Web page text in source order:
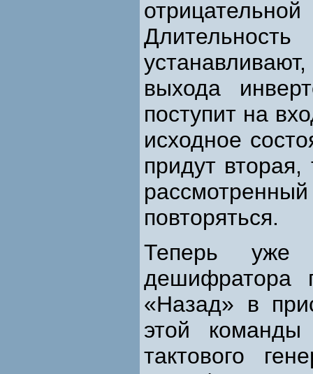
выхода
поступит на
исходное
придут
повторяться.
Теперь уже
дешифратора
«Назад» в
этой
тактового